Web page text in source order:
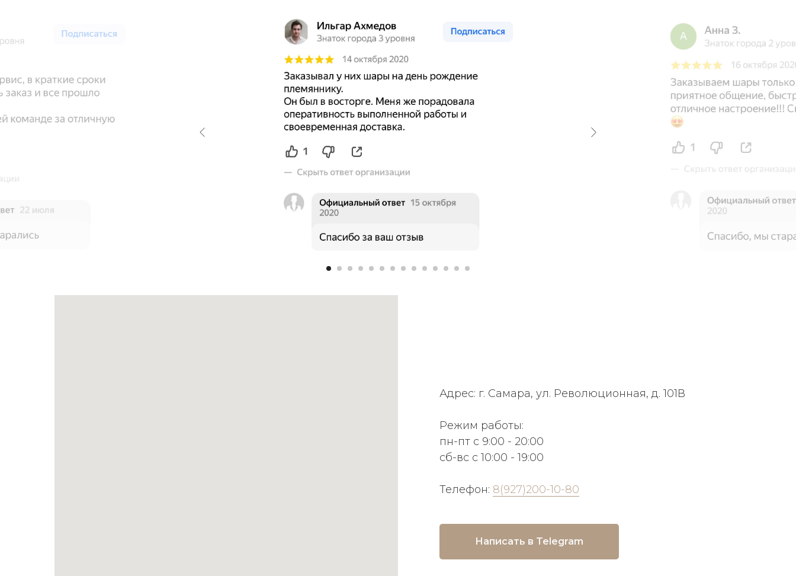
Адрес: г. Самара, ул. Революционная, д. 101В
Режим работы:
пн-пт с 9:00 - 20:00
сб-вс с 10:00 - 19:00
Телефон: 8(927)200-10-80
Написать в Telegram